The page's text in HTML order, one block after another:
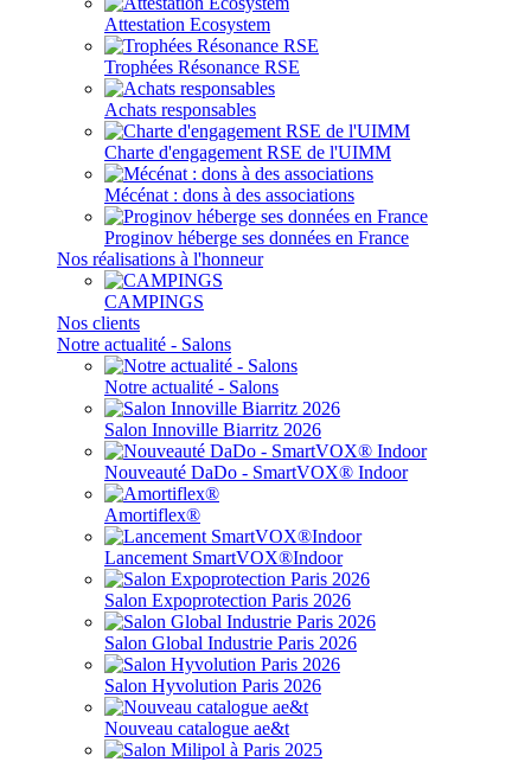
Attestation Ecosystem
Trophées Résonance RSE
Achats responsables
Charte d'engagement RSE de l'UIMM
Mécénat : dons à des associations
Proginov héberge ses données en France
Nos réalisations à l'honneur
CAMPINGS
Nos clients
Notre actualité - Salons
Notre actualité - Salons
Salon Innoville Biarritz 2026
Nouveauté DaDo - SmartVOX® Indoor
Amortiflex®
Lancement SmartVOX®Indoor
Salon Expoprotection Paris 2026
Salon Global Industrie Paris 2026
Salon Hyvolution Paris 2026
Nouveau catalogue ae&t